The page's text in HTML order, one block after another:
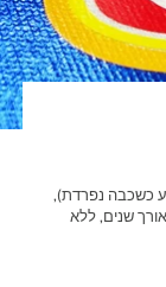
כשכבה נפרדת),
שנים, ללא